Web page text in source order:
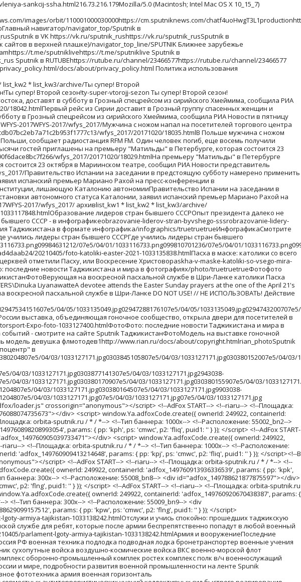
04/01/1033116733.png09989541353/07e5/04/01/1033116733.png09988731434/07e5/04/01/1033116733.png09986541652/07e5/04/01/1033116733.png099802307/07e5/04/01/1033116733.png/07e5/04/01/1033116733.png/07e5/04/01/1033116733.png/07e5/04/01/1033116733.png0998362971/07e5/04/01/1033116733.png0998390943/07e5/04/01/1033116733.png0998334999/07e5/04/01/1033116733.png09982941039/07e5/04/01/1033116733.png09983101023/07e5/04/01/1033116733.png09981681166/07e5/04/01/1033116733.png0998344989/07e5/04/01/1033116733.png0998411922/07e5/04/01/1033116733.png099801395/07e5/04/01/1033116733.png09981771156/07e5/04/01/1033116733.png0998384949/07e5/04/01/1033116733.png0998359974/07e5/04/01/1033116733.png09981181215/07e5/04/01/1033116733.png0998353980/07e5/04/01/1033116733.png01000396937/07e5/04/01/1033116733.png09983151018/07e5/04/01/1033116733.png0998358975/07e5/04/01/1033116733.png09982921041/07e5/04/01/1033116733.png09983011032/07e5/04/01/1033116733.png09982511082/07e5/04/01/1033116733.png01036373961/07e5/04/01/1033116733.png09983101023/07e5/04/01/1033116733.png012003291004/07e5/04/01/1033116733.png09981681166/07e5/04/01/1033116733.png0998401932/07e5/04/01/1033116733.png01000447887/07e5/04/01/1033116733.png0998386947 Видеоhttps://tj.sputniknews.ru/video/https://tj.sputniknews.ru/video/ Фотоленты/sys_photo/abee0543fb5a22545ed4f47ad4daab24/20210405/foto-katoliki-easter-2021-1033135838.htmlПасха в маске: католики со всего мира отметили христианский праздник - фотоПоследователи Евангелическо-лютеранской и Римско-католической церквей отметили Пасху, или Воскресение Христовоpaskha-v-maske-katoliki-so-vsego-mira-otmetili-khristianskijj-prazdnik--fotofoto-katoliki-easter-2021/20210405/foto-katoliki-easter-2021-1033135838.htmlФотоФото: последние новости Таджикистана и мира в фотографиях/photo/truetruetrueФотофото фотография снимок кадр Самые интересные и яркие фотографии с места событий - смотрите на сайте Sputnik ТаджикистанФотоВерующая на воскресной пасхальной службе в Шри-Ланке католики Пасха праздник религия страны католичество флпасхавмире 2https://tj.sputniknews.ru/docs/reuters.htmlreuters_photoREUTERS\Dinuka LiyanawatteA devotee attends the Easter Sunday prayers at the one of the April 21's Easter Sunday bomb attacked churches St. Sebastian's Church in 2019, in Katuwapitiya, Sri Lanka April 4, 2021. Верующая на воскресной пасхальной службе в Шри-Ланке DO NOT USE! // НЕ ИСПОЛЬЗОВАТЬ! Действие договора с REUTERS прекращено07e5/04/05/1033135049.jpg02947779127007e5/04/05/1033135049.jpg79021550204807e5/04/05/1033135049.jpg02947534151607e5/04/05/1033135049.jpg02947288176107e5/04/05/1033135049.jpg0294743200707e5/04/05/1033135049.jpg02947436161407e5/04/05/1033135049.jpg02947196185307e5/04/05/1033135049.jpg10728380204807e5/04/05/1033135049.jpg44924970204807e5/04/05/1033135049.jpg029460204807e5/04/05/1033135049.jpg07e5/04/05/1033135049.jpg07e5/04/05/1033135049.jpg07e5/04/05/1033135049.jpg52226100204807e5/04/05/1033135049.jpg0294653185107e5/04/05/1033135049.jpg02946155174907e5/04/05/1033135049.jpg83322990204807e5/04/05/1033135049.jpg0294642186207e5/04/05/1033135049.jpg54225900204807e5/04/05/1033135049.jpg63524970204807e5/04/05/1033135049.jpg54225900204807e5/04/05/1033135049.jpg33727950204807e5/04/05/1033135049.jpg02946197170707e5/04/05/1033135049.jpg02946123178107e5/04/05/1033135049.jpg02946119178507e5/04/05/1033135049.jpg029460190607e5/04/05/1033135049.jpg0294646185807e5/04/05/1033135049.jpg02946304160007e5/04/05/1033135049.jpg02946168173607e5/04/05/1033135049.jpg0294626187807e5/04/05/1033135049.jpg19429380204807e5/04/05/1033135049.jpg15429460204807e5/04/05/1033135049.jpg029460196407e5/04/05/1033135049.jpg02946137176707e5/04/05/1033135049.jpg4229460204807e5/04/05/1033135049.jpg029461